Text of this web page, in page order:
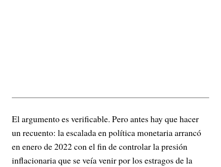
El argumento es verificable. Pero antes hay que hacer
un recuento: la escalada en política monetaria arrancó
en enero de 2022 con el fin de controlar la presión
inflacionaria que se veía venir por los estragos de la